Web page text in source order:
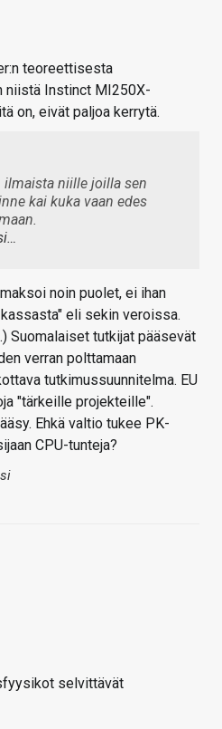
teoreettisesta
niistä Instinct MI250X-
on, eivät paljoa kerrytä.
ilmaista niille joilla sen
kai kuka vaan edes
noin puolet, ei ihan
eli sekin veroissa.
Suomalaiset tutkijat pääsevät
verran polttamaan
tutkimussuunnitelma. EU
"tärkeille projekteille".
Ehkä valtio tukee PK-
CPU-tunteja?
selvittävät